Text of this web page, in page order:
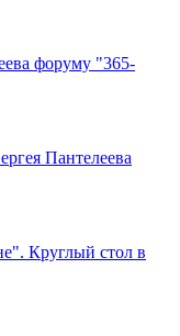
форуму "365-
Пантелеева
Круглый стол в